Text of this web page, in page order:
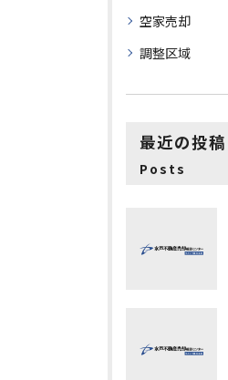
空家売却
調整区域
最近の投稿
Posts